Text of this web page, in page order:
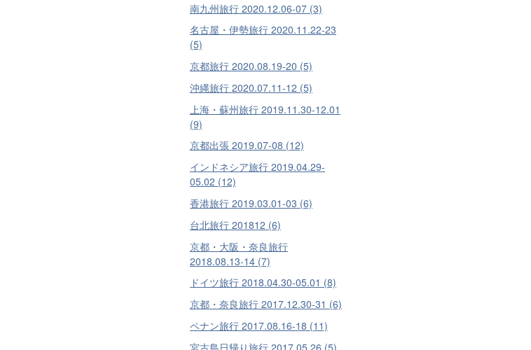
南九州旅行 2020.12.06-07 (3)
名古屋・伊勢旅行 2020.11.22-23
(5)
京都旅行 2020.08.19-20 (5)
沖縄旅行 2020.07.11-12 (5)
上海・蘇州旅行 2019.11.30-12.01
(9)
京都出張 2019.07-08 (12)
インドネシア旅行 2019.04.29-
05.02 (12)
香港旅行 2019.03.01-03 (6)
台北旅行 201812 (6)
京都・大阪・奈良旅行
2018.08.13-14 (7)
ドイツ旅行 2018.04.30-05.01 (8)
京都・奈良旅行 2017.12.30-31 (6)
ペナン旅行 2017.08.16-18 (11)
宮古島日帰り旅行 2017.05.26 (5)